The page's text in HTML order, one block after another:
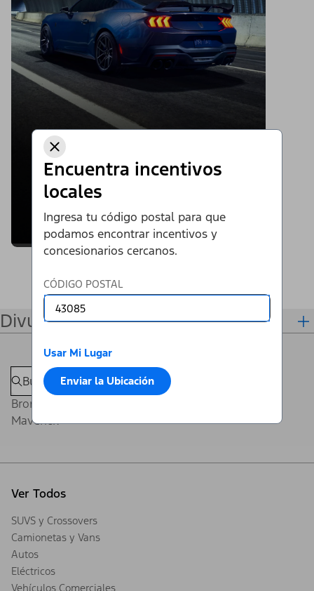
Encuentra incentivos
locales
Ingresa tu código postal para que
podamos encontrar incentivos y
concesionarios cercanos.
CÓDIGO POSTAL
Usar Mi Lugar
Enviar la Ubicación
Divulgaciones
Bronco®
Maverick®
Ver Todos
SUVS y Crossovers
Camionetas y Vans
Autos
Eléctricos
Vehículos Comerciales